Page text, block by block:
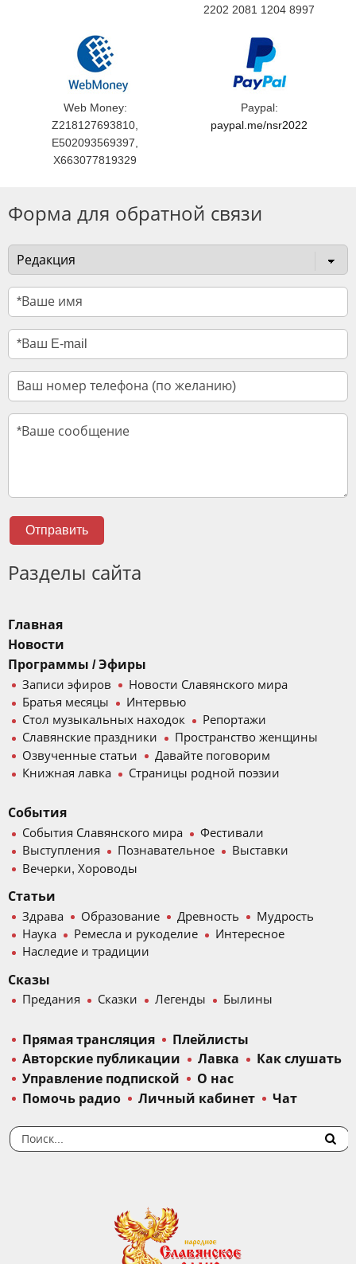
2202 2081 1204 8997
Web Money:
Z218127693810,
E502093569397,
X663077819329
Paypal:
paypal.me/nsr2022
Форма для обратной связи
Отправить
Разделы сайта
Главная
Новости
Программы / Эфиры
Записи эфиров
Новости Славянского мира
Братья месяцы
Интервью
Стол музыкальных находок
Репортажи
Славянские праздники
Пространство женщины
Озвученные статьи
Давайте поговорим
Книжная лавка
Страницы родной поэзии
События
События Славянского мира
Фестивали
Выступления
Познавательное
Выставки
Вечерки, Хороводы
Статьи
Здрава Образование Древность
Мудрость
Наука
Ремесла и рукоделие
Интересное
Наследие и традиции
Сказы
Предания Сказки Легенды Былины
Прямая трансляция
Плейлисты
Авторские публикации
Лавка
Как слушать
Управление подпиской
О нас
Помочь радио
Личный кабинет Чат